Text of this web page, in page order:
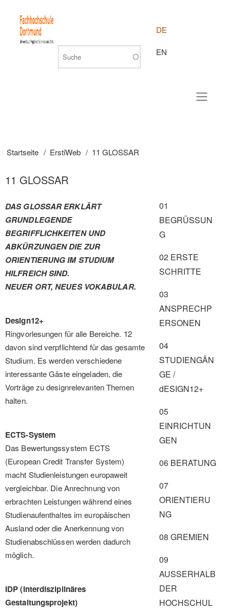
DE
EN
Pfadnavigation
Startseite ErstiWeb 11 GLOSSAR
11 GLOSSAR
DAS GLOSSAR ERKLÄRT
GRUNDLEGENDE
BEGRIFFLICHKEITEN UND
ABKÜRZUNGEN DIE ZUR
ORIENTIERUNG IM STUDIUM
HILFREICH SIND.
NEUER ORT, NEUES VOKABULAR.
Design12+
Ringvorlesungen für alle Bereiche. 12
davon sind verpflichtend für das gesamte
Studium. Es werden verschiedene
interessante Gäste eingeladen, die
Vorträge zu designrelevanten Themen
halten.
ECTS-System
Das Bewertungssystem ECTS
(European Credit Transfer System)
macht Studienleistungen europaweit
vergleichbar. Die Anrechnung von
erbrachten Leistungen während eines
Studienaufenthaltes im europäischen
Ausland oder die Anerkennung von
Studienabschlüssen werden dadurch
möglich.
IDP (Interdisziplinäres
Gestaltungsprojekt)
01
BEGRÜSSUN
G
02 ERSTE
SCHRITTE
03
ANSPRECHP
ERSONEN
04
STUDIENGÄN
GE /
dESIGN12+
05
EINRICHTUN
GEN
06 BERATUNG
07
ORIENTIERU
NG
08 GREMIEN
09
AUSSERHALB
DER
HOCHSCHUL